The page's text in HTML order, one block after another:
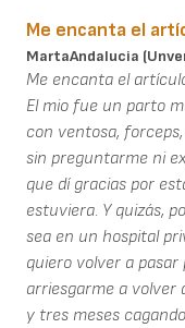
Me encanta el
MartaAndalucia
Me encanta el
El mio fue un parto
con ventosa,
sin preguntarme ni
que dí gracias por
estuviera. Y quizás,
sea en un hospital
quiero volver a pasar
arriesgarme a volver
y tres meses